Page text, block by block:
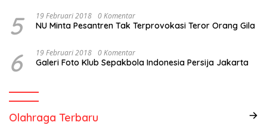
5 19 Februari 2018 0 Komentar
NU Minta Pesantren Tak Terprovokasi Teror Orang Gila
6 19 Februari 2018 0 Komentar
Galeri Foto Klub Sepakbola Indonesia Persija Jakarta
Olahraga Terbaru